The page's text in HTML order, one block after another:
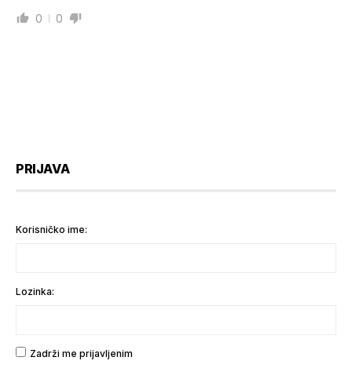
0 0
PRIJAVA
Korisničko ime:
Lozinka:
Zadrži me prijavljenim